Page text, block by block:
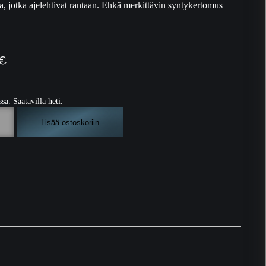
jotka ajelehtivat rantaan. Ehkä merkittävin syntykertomus
Saatavilla heti.
Lisää ostoskoriin